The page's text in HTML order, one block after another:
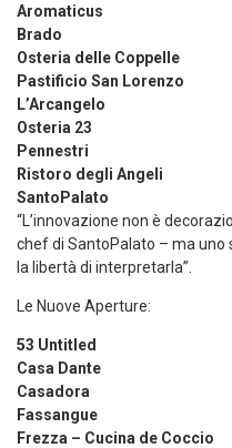
Aromaticus
Brado
Osteria delle Coppelle
Pastificio San Lorenzo
L’Arcangelo
Osteria 23
Pennestri
Ristoro degli Angeli
SantoPalato
“L’innovazione non è
chef di SantoPalato – ma
la libertà di interpretarla”.
Le Nuove Aperture:
53 Untitled
Casa Dante
Casadora
Fassangue
Frezza – Cucina de Coccio